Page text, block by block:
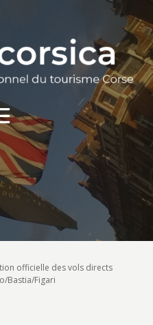
officielle des vols directs
Bastia/Figari